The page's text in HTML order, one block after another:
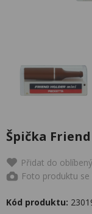
Špička
Přidat do
Foto produktu
Kód produktu: